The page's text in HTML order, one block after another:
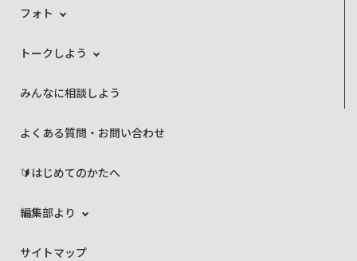
フォト
トークしよう
みんなに相談しよう
よくある質問・お問い合わせ
🔰はじめてのかたへ
編集部より
サイトマップ